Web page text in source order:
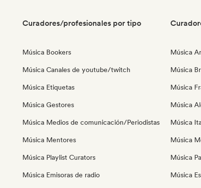
Curadores/profesionales por tipo
Música Bookers
Música Canales de youtube/twitch
Música Etiquetas
Música Gestores
Música Medios de comunicación/Periodistas
Música Mentores
Música Playlist Curators
Música Emisoras de radio
Música
Música
Música
Música
Música
Música
Música
Música